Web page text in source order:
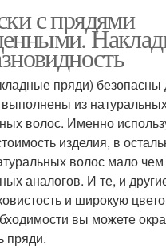
с прядями
пряди) безопасны
выполнены из
волос. Именно
изделия, в
волос мало
аналогов. И те, и
и широкую
вы можете
пряди.